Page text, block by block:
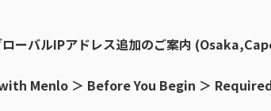
バルIPアドレス追加のご案内
Menlo ＞ Before You Begin ＞